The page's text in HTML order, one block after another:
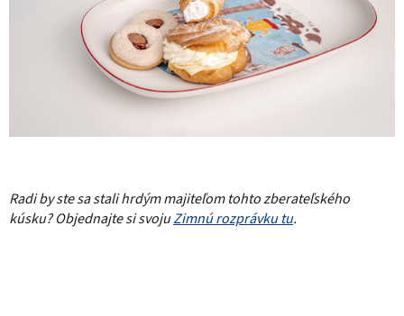
Radi by ste sa stali hrdým majiteľom tohto zberateľského
kúsku? Objednajte si svojuZimnú rozprávku tu.